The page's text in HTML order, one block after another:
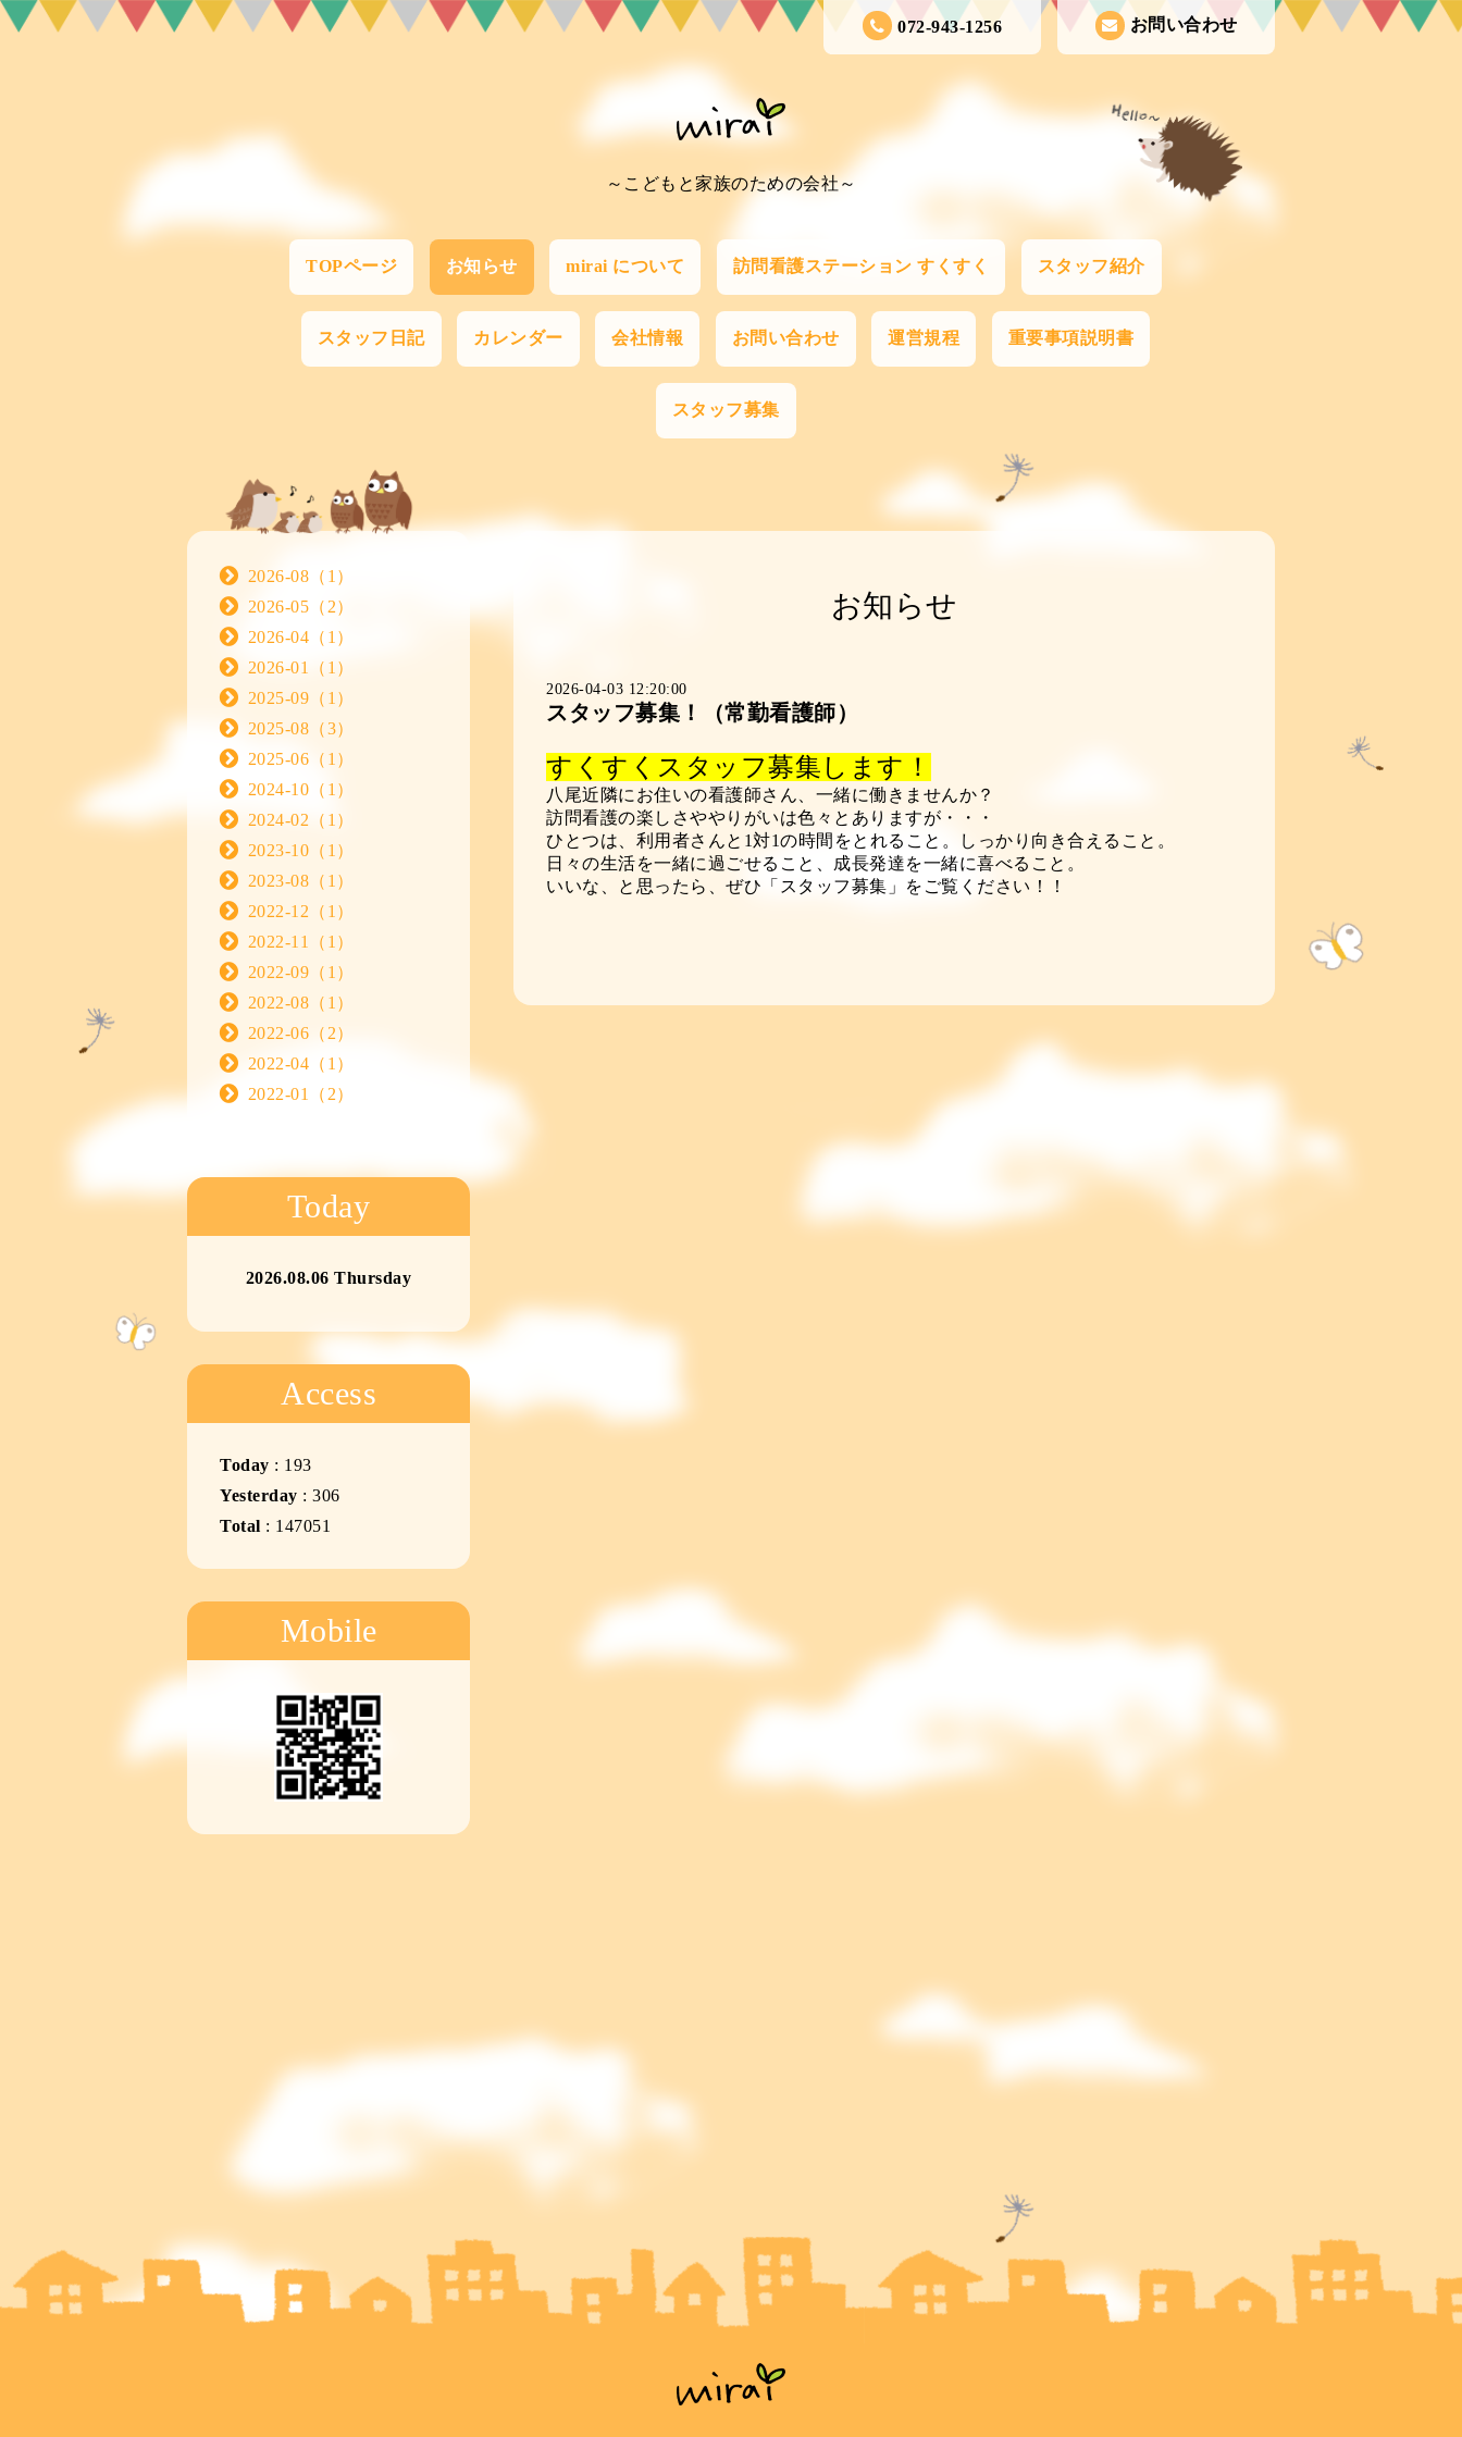
お問い合わせ
072-943-1256
～こどもと家族のための会社～
TOPページ お知らせ mirai について 訪問看護ステーション すくすく スタッフ紹介
スタッフ日記 カレンダー 会社情報 お問い合わせ 運営規程 重要事項説明書
スタッフ募集
お知らせ
2026-04-03 12:20:00
スタッフ募集！（常勤看護師）
すくすくスタッフ募集します！
八尾近隣にお住いの看護師さん、一緒に働きませんか？
訪問看護の楽しさややりがいは色々とありますが・・・
ひとつは、利用者さんと1対1の時間をとれること。しっかり向き合えること。
日々の生活を一緒に過ごせること、成長発達を一緒に喜べること。
いいな、と思ったら、ぜひ「スタッフ募集」をご覧ください！！
2026-08（1）
2026-05（2）
2026-04（1）
2026-01（1）
2025-09（1）
2025-08（3）
2025-06（1）
2024-10（1）
2024-02（1）
2023-10（1）
2023-08（1）
2022-12（1）
2022-11（1）
2022-09（1）
2022-08（1）
2022-06（2）
2022-04（1）
2022-01（2）
Today
2026.08.06 Thursday
Access
Today : 193
Yesterday : 306
Total : 147051
Mobile